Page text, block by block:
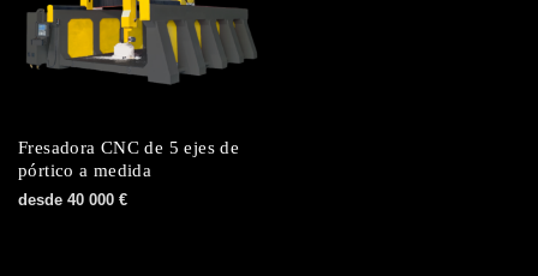
Fresadora CNC de 5 ejes de
pórtico a medida
desde 40 000 €